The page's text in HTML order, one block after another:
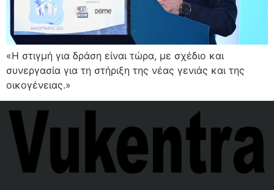
«Η στιγμή για δράση είναι τώρα, με σχέδιο και
συνεργασία για τη στήριξη της νέας γενιάς και της
οικογένειας.»